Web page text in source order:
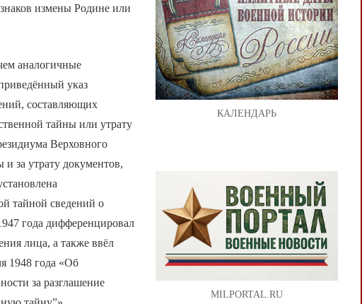
измены Родине или
аналогичные
указ
составляющих
тайны или утрату
Верховного
за утрату документов,
тайной сведений о
года дифференцировал
лица, а также ввёл
1948 года «Об
за разглашение
КАЛЕНДАРЬ
MILPORTAL.RU